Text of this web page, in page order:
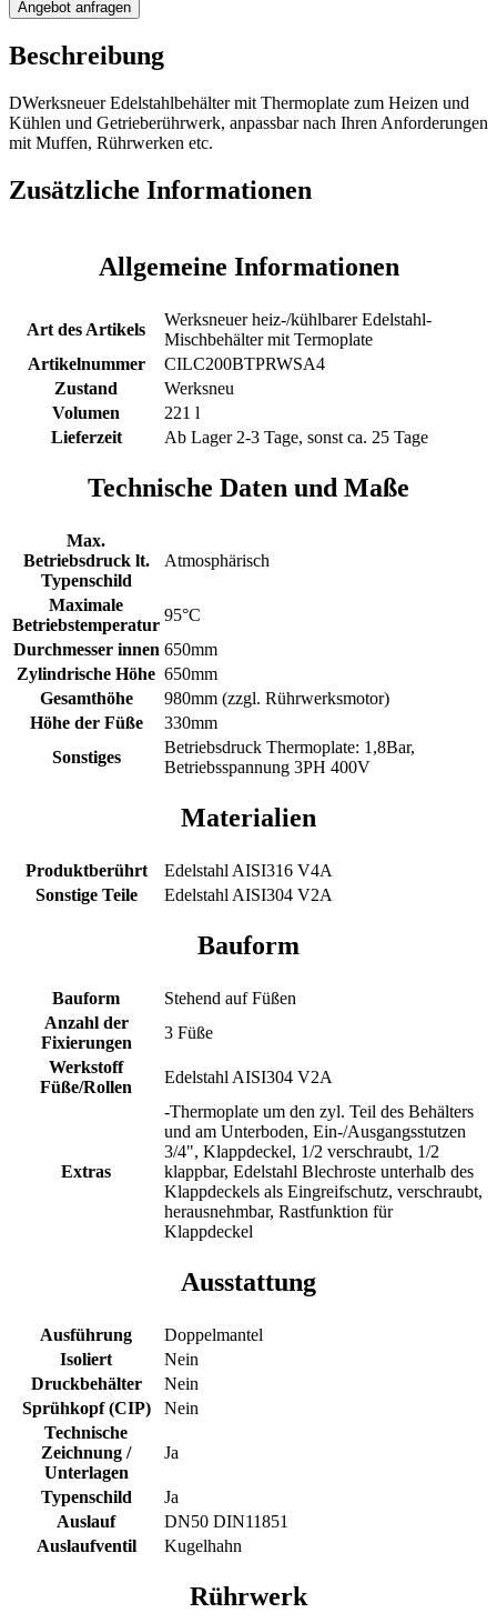
Edelstahlbehälter
Thermoplate
Getrieberührwerk
Menge
Angebot anfragen
Beschreibung
DWerksneuer Edelstahlbehälter mit Thermoplate zum Heizen und
Kühlen und Getrieberührwerk, anpassbar nach Ihren Anforderungen
mit Muffen, Rührwerken etc.
Zusätzliche Informationen
Allgemeine Informationen
Art des Artikels
Werksneuer heiz-/kühlbarer Edelstahl-
Mischbehälter mit Termoplate
Artikelnummer
CILC200BTPRWSA4
Zustand
Werksneu
Volumen
221 l
Lieferzeit
Ab Lager 2-3 Tage, sonst ca. 25 Tage
Technische Daten und Maße
Max.
Betriebsdruck lt.
Typenschild
Atmosphärisch
Maximale
Betriebstemperatur
95°C
Durchmesser innen 650mm
Zylindrische Höhe 650mm
Gesamthöhe
980mm (zzgl. Rührwerksmotor)
Höhe der Füße
330mm
Sonstiges
Betriebsdruck Thermoplate: 1,8Bar,
Betriebsspannung 3PH 400V
Materialien
Produktberührt
Edelstahl AISI316 V4A
Sonstige Teile
Edelstahl AISI304 V2A
Bauform
Bauform
Stehend auf Füßen
Anzahl der
Fixierungen
3 Füße
Werkstoff
Füße/Rollen
Edelstahl AISI304 V2A
Extras
-Thermoplate um den zyl. Teil des Behälters
und am Unterboden, Ein-/Ausgangsstutzen
3/4", Klappdeckel, 1/2 verschraubt, 1/2
klappbar, Edelstahl Blechroste unterhalb des
Klappdeckels als Eingreifschutz, verschraubt,
herausnehmbar, Rastfunktion für
Klappdeckel
Ausstattung
Ausführung
Doppelmantel
Isoliert
Nein
Druckbehälter
Nein
Sprühkopf (CIP)
Nein
Technische
Zeichnung /
Unterlagen
Ja
Typenschild
Ja
Auslauf
DN50 DIN11851
Auslaufventil
Kugelhahn
Rührwerk